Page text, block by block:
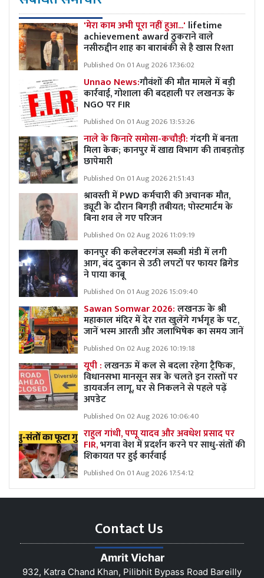
'मेरा काम अभी पूरा नहीं हुआ...' lifetime
achievement award ठुकराने वाले
नसीरुद्दीन शाह का बाराबंकी से है खास रिश्ता
Published On 01 Aug 2026 17:36:02
Unnao News:गौवंशों की मौत मामले में बड़ी
कार्रवाई, गोशाला की बदहाली पर लखनऊ के
NGO पर FIR
Published On 01 Aug 2026 13:53:26
नाले के किनारे समोसा-कचौड़ी:गंदगी में बनता
मिला केक; कानपुर में खाद्य विभाग की ताबड़तोड़
छापेमारी
Published On 01 Aug 2026 21:51:43
श्रावस्ती में PWD कर्मचारी की अचानक मौत,
ड्यूटी के दौरान बिगड़ी तबीयत; पोस्टमार्टम के
बिना शव ले गए परिजन
Published On 02 Aug 2026 11:09:19
कानपुर की कलेक्टरगंज सब्जी मंडी में लगी
आग, बंद दुकान से उठी लपटों पर फायर ब्रिगेड
ने पाया काबू
Published On 01 Aug 2026 15:09:40
Sawan Somwar 2026:लखनऊ के श्री
महाकाल मंदिर में देर रात खुलेंगे गर्भगृह के पट,
जानें भस्म आरती और जलाभिषेक का समय जानें
Published On 02 Aug 2026 10:19:18
यूपी :लखनऊ में कल से बदला रहेगा ट्रैफिक,
विधानसभा मानसून सत्र के चलते इन रास्तों पर
डायवर्जन लागू, घर से निकलने से पहले पढ़ें
अपडेट
Published On 02 Aug 2026 10:06:40
राहुल गांधी, पप्पू यादव और अवधेश प्रसाद पर
FIR,भगवा वेश में प्रदर्शन करने पर साधु-संतों की
शिकायत पर हुई कार्रवाई
Published On 01 Aug 2026 17:54:12
Contact Us
Amrit Vichar
932, Katra Chand Khan, Pilibhit Bypass Road Bareilly